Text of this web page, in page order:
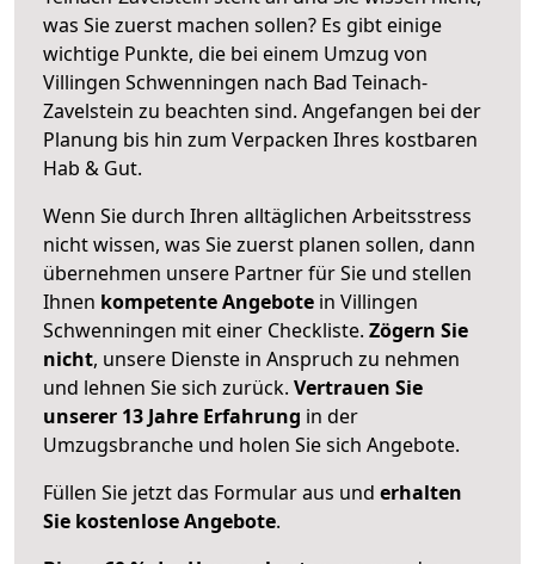
was Sie zuerst machen sollen? Es gibt einige
wichtige Punkte, die bei einem Umzug von
Villingen Schwenningen nach Bad Teinach-
Zavelstein zu beachten sind. Angefangen bei der
Planung bis hin zum Verpacken Ihres kostbaren
Hab & Gut.
Wenn Sie durch Ihren alltäglichen Arbeitsstress
nicht wissen, was Sie zuerst planen sollen, dann
übernehmen unsere Partner für Sie und stellen
Ihnen kompetente Angebote in Villingen
Schwenningen mit einer Checkliste. Zögern Sie
nicht, unsere Dienste in Anspruch zu nehmen
und lehnen Sie sich zurück. Vertrauen Sie
unserer 13 Jahre Erfahrung in der
Umzugsbranche und holen Sie sich Angebote.
Füllen Sie jetzt das Formular aus und erhalten
Sie kostenlose Angebote.